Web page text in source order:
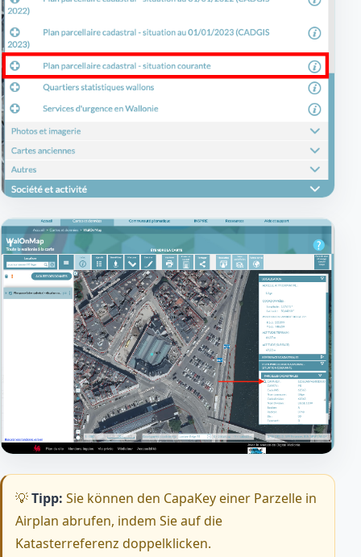
💡Tipp: Sie können den CapaKey einer Parzelle in
Airplan abrufen, indem Sie auf die
Katasterreferenz doppelklicken.